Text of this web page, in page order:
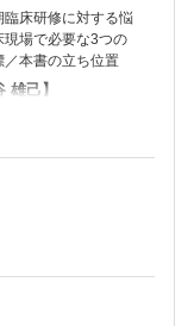
の出発地点：「問題点」
者さんの問題解決／「誤
をあげよう！
な主訴の対応～
る？ ～常に確率で考え
確率」という羅針盤／
動は決まっている！
床研修に対する悩
場で必要な3つの
／本書の立ち位置
己】
～患者さんとの
とがある？／上手
い！